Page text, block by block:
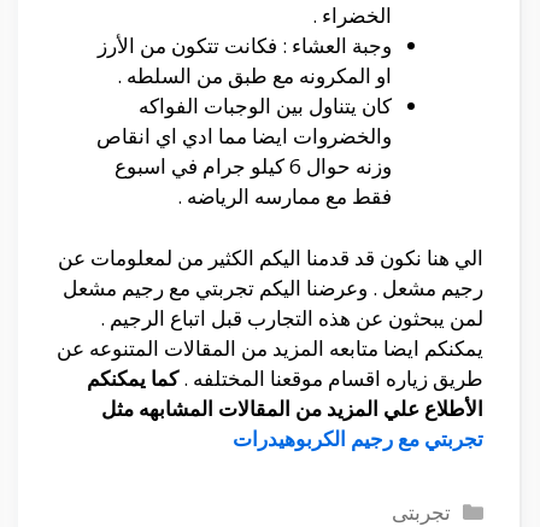
الخضراء .
وجبة العشاء : فكانت تتكون من الأرز
او المكرونه مع طبق من السلطه .
كان يتناول بين الوجبات الفواكه
والخضروات ايضا مما ادي اي انقاص
وزنه حوال 6 كيلو جرام في اسبوع
فقط مع ممارسه الرياضه .
الي هنا نكون قد قدمنا اليكم الكثير من لمعلومات عن
رجيم مشعل . وعرضنا اليكم تجربتي مع رجيم مشعل
لمن يبحثون عن هذه التجارب قبل اتباع الرجيم .
يمكنكم ايضا متابعه المزيد من المقالات المتنوعه عن
طريق زياره اقسام موقعنا المختلفه .كما يمكنكم
الأطلاع علي المزيد من المقالات المشابهه مثل
تجربتي مع رجيم الكربوهيدرات
التصنيفات
تجربتى